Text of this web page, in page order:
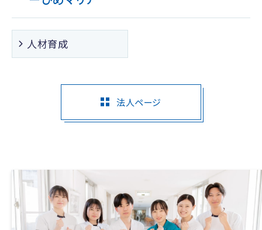
人材育成
法人ページ